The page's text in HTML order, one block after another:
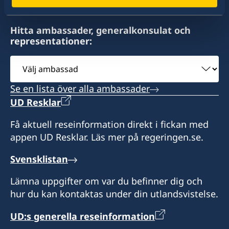
Hitta ambassader, generalkonsulat och
representationer:
Välj
ambassad
Se en lista över alla ambassader
UD Resklar
Få aktuell reseinformation direkt i fickan med
appen UD Resklar. Läs mer på regeringen.se.
Svensklistan
Lämna uppgifter om var du befinner dig och
hur du kan kontaktas under din utlandsvistelse.
UD:s generella reseinformation